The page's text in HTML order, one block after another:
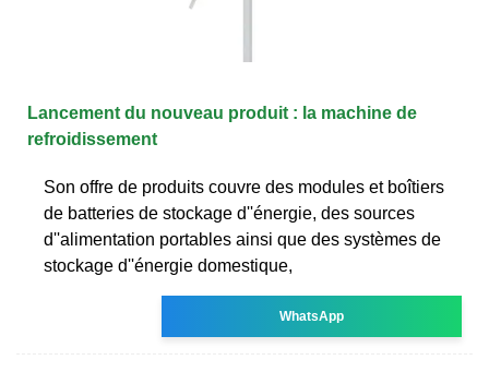
Lancement du nouveau produit : la machine de
refroidissement
Son offre de produits couvre des modules et boîtiers
de batteries de stockage d''énergie, des sources
d''alimentation portables ainsi que des systèmes de
stockage d''énergie domestique,
WhatsApp